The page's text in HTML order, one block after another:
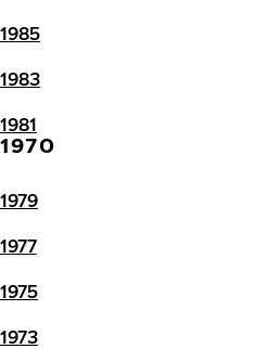
1985
1983
1981
1970
1979
1977
1975
1973